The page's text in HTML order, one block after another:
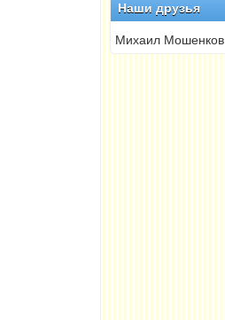
Наши друзья
Михаил Мошенков